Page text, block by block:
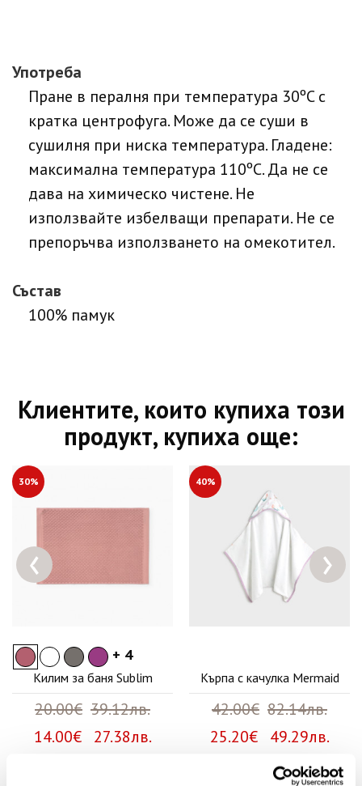
Употреба
Пране в пералня при температура 30ºC с
кратка центрофуга. Може да се суши в
сушилня при ниска температура. Гладене:
максимална температура 110ºC. Да не се
дава на химическо чистене. Не
използвайте избелващи препарати. Не се
препоръчва използването на омекотител.
Състав
100% памук
Клиентите, които купиха този
продукт, купиха още:
30%
+ 4
Килим за баня Sublim
20.00€ 39.12лв.
14.00€ 27.38лв.
40%
Кърпа с качулка Mermaid
42.00€ 82.14лв.
25.20€ 49.29лв.
‹ ›